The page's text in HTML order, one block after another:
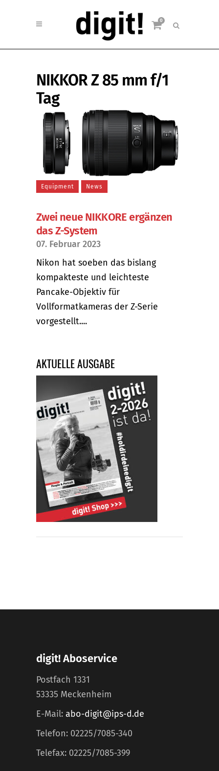
0
NIKKOR Z 85 mm f/1
Tag
Equipment News
Zwei neue NIKKORE ergänzen
das Z-System
07. Februar 2023
Nikon hat soeben das bislang
kompakteste und leichteste
Pancake-Objektiv für
Vollformatkameras der Z-Serie
vorgestellt....
AKTUELLE AUSGABE
digit! Aboservice
Postfach 1331
53335 Meckenheim
E-Mail: abo-digit@ips-d.de
Telefon: 02225/7085-340
Telefax: 02225/7085-399